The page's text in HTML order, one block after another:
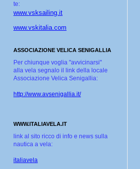
te:
www.vsksailing.it
www.vskitalia.com
ASSOCIAZIONE VELICA SENIGALLIA
Per chiunque voglia "avvicinarsi"
alla vela segnalo il link della locale
Associazione Velica Senigallia:
http://www.avsenigallia.it/
WWW.ITALIAVELA.IT
link al sito ricco di info e news sulla
nautica a vela:
italiavela